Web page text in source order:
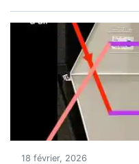
18 février, 2026